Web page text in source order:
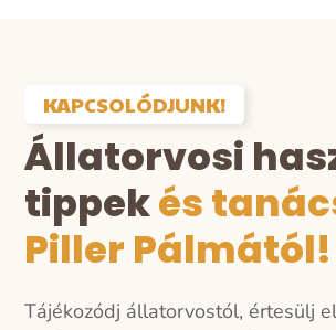
KAPCSOLÓDJUNK!
Állatorvosi
tippekés
Piller Pálmától!
Tájékozódj állatorvostól, értesülj